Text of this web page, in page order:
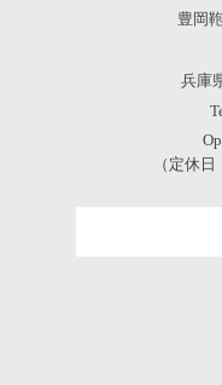
豊岡
兵庫
（定休